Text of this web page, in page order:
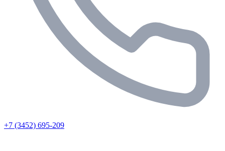
+7 (3452) 695-209